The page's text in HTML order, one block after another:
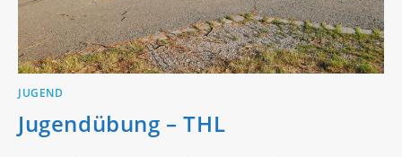
JUGEND
Jugendübung – THL